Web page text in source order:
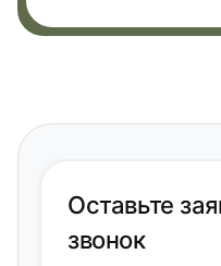
Оставьте
звонок